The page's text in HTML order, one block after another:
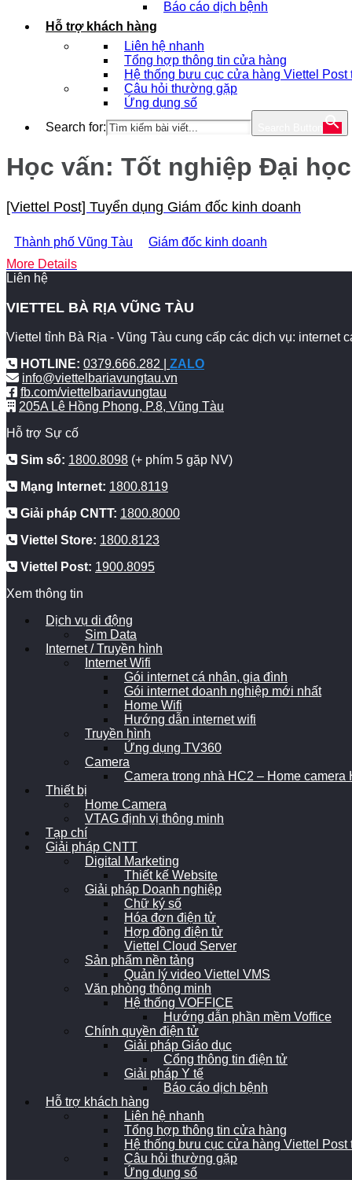
Báo cáo dịch bệnh
Hỗ trợ khách hàng
Liên hệ nhanh
Tổng hợp thông tin cửa hàng
Hệ thống bưu cục cửa hàng Viettel Post
Câu hỏi thường gặp
Ứng dụng số
Search for:
Học vấn: Tốt nghiệp Đại
[Viettel Post] Tuyển dụng Giám đốc kinh doanh
Thành phố Vũng Tàu
Giám đốc kinh doanh
More Details
Liên hệ
VIETTEL BÀ RỊA VŨNG TÀU
Viettel tỉnh Bà Rịa - Vũng Tàu cung cấp các dịch vụ: internet
HOTLINE: 0379.666.282 | ZALO
info@viettelbariavungtau.vn
fb.com/viettelbariavungtau
205A Lê Hồng Phong, P.8, Vũng Tàu
Hỗ trợ Sự cố
Sim số: 1800.8098 (+ phím 5 gặp NV)
Mạng Internet: 1800.8119
Giải pháp CNTT: 1800.8000
Viettel Store: 1800.8123
Viettel Post: 1900.8095
Xem thông tin
Dịch vụ di động
Sim Data
Internet / Truyền hình
Internet Wifi
Gói internet cá nhân, gia đình
Gói internet doanh nghiệp mới nhất
Home Wifi
Hướng dẫn internet wifi
Truyền hình
Ứng dụng TV360
Camera
Camera trong nhà HC2 – Home camera
Thiết bị
Home Camera
VTAG định vị thông minh
Tạp chí
Giải pháp CNTT
Digital Marketing
Thiết kế Website
Giải pháp Doanh nghiệp
Chữ ký số
Hóa đơn điện tử
Hợp đồng điện tử
Viettel Cloud Server
Sản phẩm nền tảng
Quản lý video Viettel VMS
Văn phòng thông minh
Hệ thống VOFFICE
Hướng dẫn phần mềm Voffice
Chính quyền điện tử
Giải pháp Giáo dục
Cổng thông tin điện tử
Giải pháp Y tế
Báo cáo dịch bệnh
Hỗ trợ khách hàng
Liên hệ nhanh
Tổng hợp thông tin cửa hàng
Hệ thống bưu cục cửa hàng Viettel Post
Câu hỏi thường gặp
Ứng dụng số